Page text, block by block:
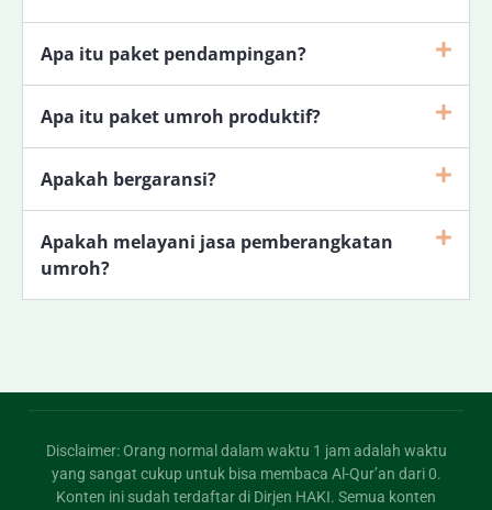
Apa itu paket pendampingan?
Apa itu paket umroh produktif?
Apakah bergaransi?
Apakah melayani jasa pemberangkatan
umroh?
Disclaimer: Orang normal dalam waktu 1 jam adalah waktu
yang sangat cukup untuk bisa membaca Al-Qur’an dari 0.
Konten ini sudah terdaftar di Dirjen HAKI. Semua konten